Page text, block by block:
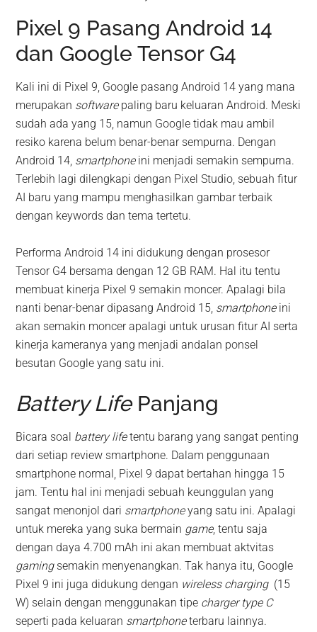
Pixel 9 Pasang Android 14
dan Google Tensor G4
Kali ini di Pixel 9, Google pasang Android 14 yang mana
merupakan softwarepaling baru keluaran Android. Meski
sudah ada yang 15, namun Google tidak mau ambil
resiko karena belum benar-benar sempurna. Dengan
Android 14, smartphone ini menjadi semakin sempurna.
Terlebih lagi dilengkapi dengan Pixel Studio, sebuah fitur
AI baru yang mampu menghasilkan gambar terbaik
dengan keywords dan tema tertetu.
Performa Android 14 ini didukung dengan prosesor
Tensor G4 bersama dengan 12 GB RAM. Hal itu tentu
membuat kinerja Pixel 9 semakin moncer. Apalagi bila
nanti benar-benar dipasang Android 15, smartphone ini
akan semakin moncer apalagi untuk urusan fitur AI serta
kinerja kameranya yang menjadi andalan ponsel
besutan Google yang satu ini.
Battery LifePanjang
Bicara soal battery lifetentu barang yang sangat penting
dari setiap review smartphone. Dalam penggunaan
smartphone normal, Pixel 9 dapat bertahan hingga 15
jam. Tentu hal ini menjadi sebuah keunggulan yang
sangat menonjol dari smartphoneyang satu ini. Apalagi
untuk mereka yang suka bermain game, tentu saja
dengan daya 4.700 mAh ini akan membuat aktvitas
gamingsemakin menyenangkan. Tak hanya itu, Google
Pixel 9 ini juga didukung dengan wireless charging(15
W) selain dengan menggunakan tipe charger type C
seperti pada keluaran smartphoneterbaru lainnya.